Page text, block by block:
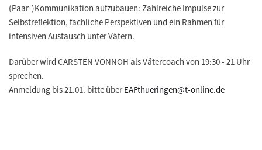
(Paar-)Kommunikation aufzubauen: Zahlreiche Impulse zur
Selbstreflektion, fachliche Perspektiven und ein Rahmen für
intensiven Austausch unter Vätern.
Darüber wird CARSTEN VONNOH als Vätercoach von 19:30 - 21 Uhr
sprechen.
Anmeldung bis 21.01. bitte überEAFthueringen@t-online.de